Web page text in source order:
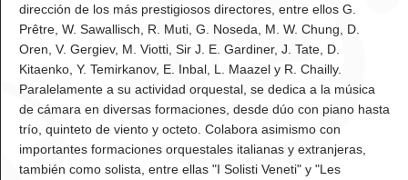
dirección de los más prestigiosos directores, entre ellos G.
Prêtre, W. Sawallisch, R. Muti, G. Noseda, M. W. Chung, D.
Oren, V. Gergiev, M. Viotti, Sir J. E. Gardiner, J. Tate, D.
Kitaenko, Y. Temirkanov, E. Inbal, L. Maazel y R. Chailly.
Paralelamente a su actividad orquestal, se dedica a la música
de cámara en diversas formaciones, desde dúo con piano hasta
trío, quinteto de viento y octeto. Colabora asimismo con
importantes formaciones orquestales italianas y extranjeras,
también como solista, entre ellas "I Solisti Veneti" y "Les